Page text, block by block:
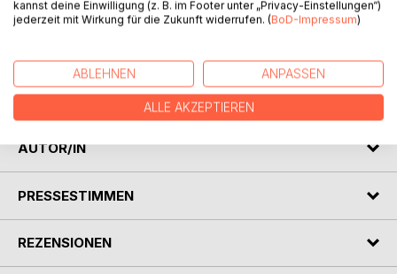
digitaler Photokunst, jeweils mehreren Aphorismen sowie
Gedichten zur Seite, die sämtlich durch Vanitas- oder
Memento Mori-Motive bestimmt sind.
AUTOR/IN
PRESSESTIMMEN
REZENSIONEN
kannst deine Einwilligung (z. B. im Footer unter „Privacy-Einstellungen“)
jederzeit mit Wirkung für die Zukunft widerrufen. (BoD-Impressum)
ABLEHNEN ANPASSEN
ALLE AKZEPTIEREN